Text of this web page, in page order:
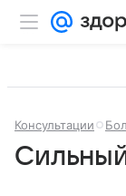
Консультации